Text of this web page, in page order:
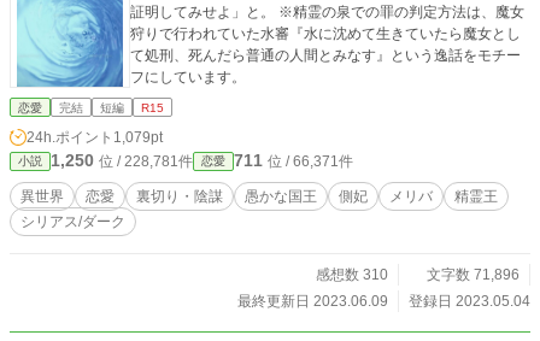
証明してみせよ」と。 ※精霊の泉での罪の判定方法は、魔女
狩りで行われていた水審『水に沈めて生きていたら魔女とし
て処刑、死んだら普通の人間とみなす』という逸話をモチー
フにしています。
恋愛 完結 短編 R15
24h.ポイント 1,079pt
小説 1,250 位 / 228,781件 恋愛 711 位 / 66,371件
異世界 恋愛 裏切り・陰謀 愚かな国王 側妃 メリバ
精霊王
シリアス/ダーク
感想数 310
文字数 71,896
最終更新日 2023.06.09
登録日 2023.05.04